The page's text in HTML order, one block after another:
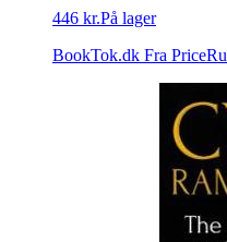
446 kr.På lager
BookTok.dk Fra